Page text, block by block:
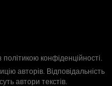
політикою конфіденційності.
авторів. Відповідальність
автори текстів.